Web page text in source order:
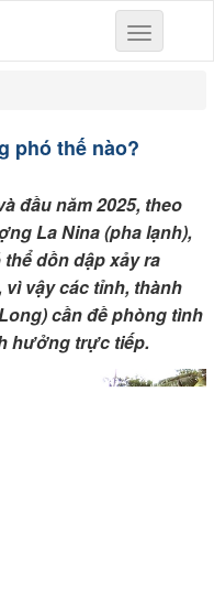
Toggle
navigation
phó thế nào?
đầu năm 2025, theo
La Nina (pha lạnh),
dồn dập xảy ra
vậy các tỉnh, thành
cần đề phòng tình
hưởng trực tiếp.